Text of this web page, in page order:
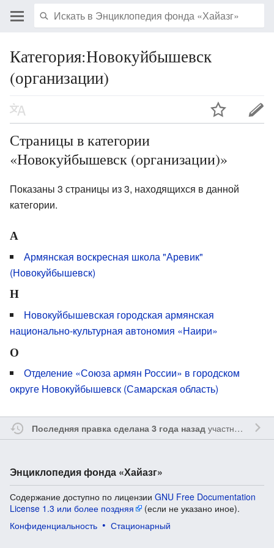
Категория:Новокуйбышевск
(организации)
Страницы в категории
«Новокуйбышевск (организации)»
Показаны 3 страницы из 3, находящихся в данной
категории.
А
Армянская воскресная школа "Аревик"
(Новокуйбышевск)
Н
Новокуйбышевская городская армянская
национально-культурная автономия «Наири»
О
Отделение «Союза армян России» в городском
округе Новокуйбышевск (Самарская область)
Последняя правка сделана 3 года назадучастником
Энциклопедия фонда «Хайазг»
Содержание доступно по лицензии GNU Free Documentation
License 1.3 или более поздняя
(если не указано иное).
Конфиденциальность
Стационарный